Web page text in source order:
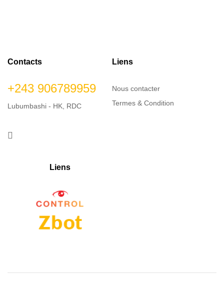
Contacts
+243 906789959
Lubumbashi - HK, RDC
Liens
Nous contacter
Termes & Condition
Liens